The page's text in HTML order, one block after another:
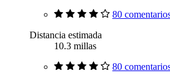
80
Distancia estimada
10.3 millas
80